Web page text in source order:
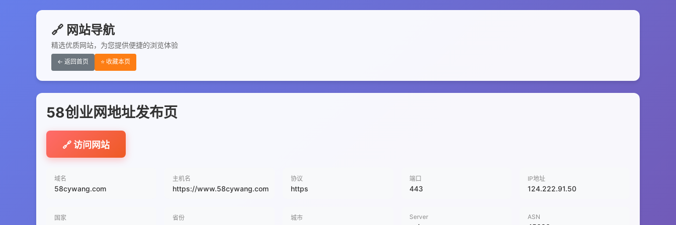
🔗 网站导航
精选优质网站，为您提供便捷的浏览体验
← 返回首页 ⭐ 收藏本页
58创业网地址发布页
🔗 访问网站
域名
58cywang.com
主机名
https://www.58cywang.com
协议
https
端口
443
IP地址
124.222.91.50
国家 省份 城市 Server ASN